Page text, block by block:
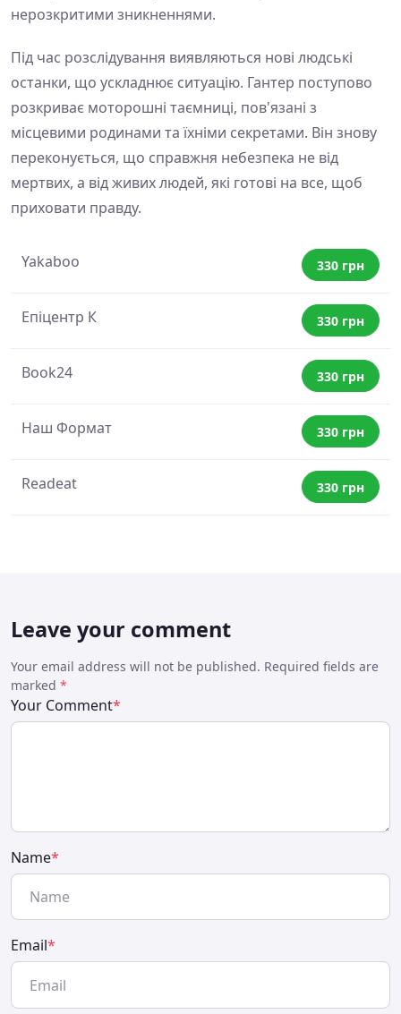
нерозкритими зникненнями.
Під час розслідування виявляються нові людські
останки, що ускладнює ситуацію. Гантер поступово
розкриває моторошні таємниці, пов'язані з
місцевими родинами та їхніми секретами. Він знову
переконується, що справжня небезпека не від
мертвих, а від живих людей, які готові на все, щоб
приховати правду.
Yakaboo 330 грн
Епіцентр К 330 грн
Book24 330 грн
Наш Формат 330 грн
Readeat 330 грн
Leave your comment
Your email address will not be published. Required fields are
marked *
Your Comment*
Name*
Email*